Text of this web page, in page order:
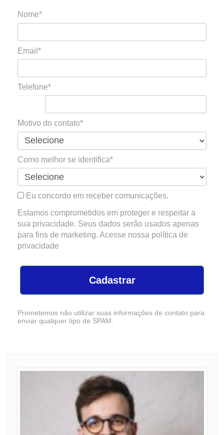
Nome*
Email*
Telefone*
Motivo do contato*
Como melhor se identifica*
Eu concordo em receber comunicações.
Estamos comprometidos em proteger e respeitar a
sua privacidade. Seus dados serão usados apenas
para fins de marketing. Acesse nossa política de
privacidade
Cadastrar
Prometemos não utilizar suas informações de contato para
enviar qualquer tipo de SPAM.